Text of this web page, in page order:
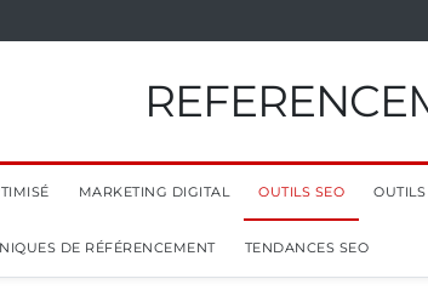
MARKETING DIGITAL OUTILS SEO
DE RÉFÉRENCEMENT TENDANCES SEO